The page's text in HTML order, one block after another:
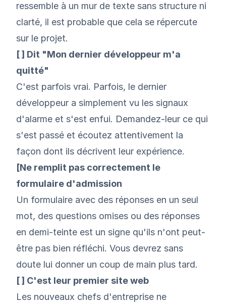
ressemble à un mur de texte sans structure ni
clarté, il est probable que cela se répercute
sur le projet.
[ ] Dit "Mon dernier développeur m'a
quitté"
C'est parfois vrai. Parfois, le dernier
développeur a simplement vu les signaux
d'alarme et s'est enfui. Demandez-leur ce qui
s'est passé et écoutez attentivement la
façon dont ils décrivent leur expérience.
[Ne remplit pas correctement le
formulaire d'admission
Un formulaire avec des réponses en un seul
mot, des questions omises ou des réponses
en demi-teinte est un signe qu'ils n'ont peut-
être pas bien réfléchi. Vous devrez sans
doute lui donner un coup de main plus tard.
[ ] C'est leur premier site web
Les nouveaux chefs d'entreprise ne